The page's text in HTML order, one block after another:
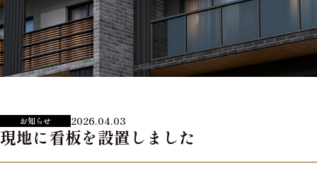
お知らせ 2026.04.03
現地に看板を設置しました